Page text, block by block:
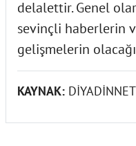
delalettir. Genel
sevinçli haberlerin
gelişmelerin
KAYNAK: